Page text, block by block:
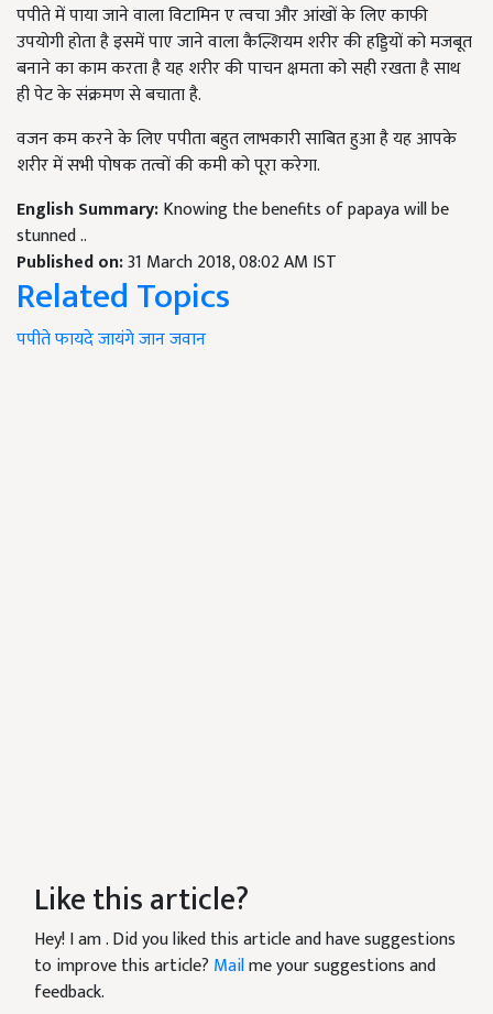
पपीते में पाया जाने वाला विटामिन ए त्वचा और आंखों के लिए काफी
उपयोगी होता है इसमें पाए जाने वाला कैल्शियम शरीर की हड्डियों को मजबूत
बनाने का काम करता है यह शरीर की पाचन क्षमता को सही रखता है साथ
ही पेट के संक्रमण से बचाता है.
वजन कम करने के लिए पपीता बहुत लाभकारी साबित हुआ है यह आपके
शरीर में सभी पोषक तत्वों की कमी को पूरा करेगा.
English Summary:Knowing the benefits of papaya will be
stunned ..
Published on:31 March 2018, 08:02 AM IST
Related Topics
पपीतेफायदेजायंगेजानजवान
Like this article?
Hey! I am. Did you liked this article and have suggestions
to improve this article? Mailme your suggestions and
feedback.